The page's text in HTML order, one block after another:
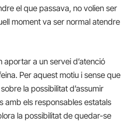
el que passava, no volien ser
moment va ser normal atendre
aportar a un servei d’atenció
Per aquest motiu i sense que
la possibilitat d’assumir
amb els responsables estatals
la possibilitat de quedar-se